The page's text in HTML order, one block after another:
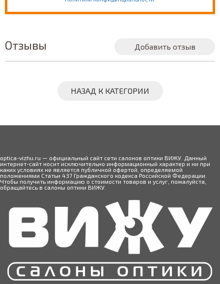
Отзывы Добавить отзыв
НАЗАД К КАТЕГОРИИ
optica-vizhu.ru — официальный сайт сети салонов оптики ВИЖУ. Данный
интернет-сайт носит исключительно информационный характер и ни при
каких условиях не является публичной офертой, определяемой
положениями Статьи 437 Гражданского кодекса Российской Федерации.
Чтобы получить информацию о стоимости товаров и услуг, пожалуйста,
обращайтесь в салоны оптики ВИЖУ.